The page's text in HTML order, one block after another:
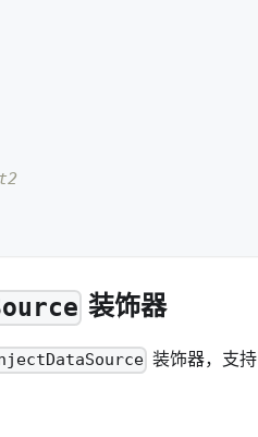
装饰器
装饰器，支持